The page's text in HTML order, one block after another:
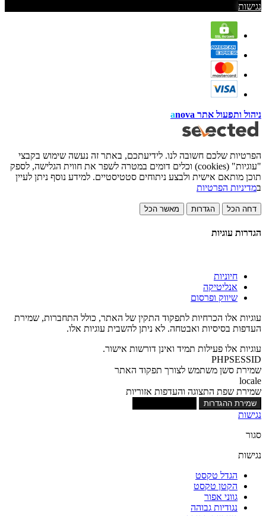
נגישות
ניהול ותפעול אתר anova
הפרטיות שלכם חשובה לנו. לידיעתכם, באתר זה נעשה שימוש בקבצי
"עוגיות" (cookies) וכלים דומים במטרה לשפר את חווית הגלישה, לספק
תוכן מותאם אישית ולבצע ניתוחים סטטיסטיים. למידע נוסף ניתן לעיין
במדיניות הפרטיות
דחה הכל הגדרות מאשר הכל
הגדרות עוגיות
חיוניות
אנליטיקה
שיווק ופרסום
עוגיות אלו הכרחיות לתפקוד התקין של האתר, כולל התחברות, שמירת
העדפות בסיסיות ואבטחה. לא ניתן להשבית עוגיות אלו.
עוגיות אלו פעילות תמיד ואינן דורשות אישור.
PHPSESSID
שמירת סשן משתמש לצורך תפקוד האתר
locale
שמירת שפת התצוגה והעדפות אזוריות
שמירת ההגדרות
נגישות
סגור
נגישות
הגדל טקסט
הקטן טקסט
גווני אפור
נגודיות גבוהה